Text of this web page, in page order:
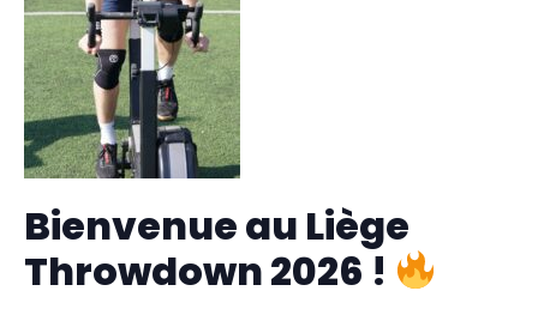
Bienvenue au Liège
Throwdown 2026 !